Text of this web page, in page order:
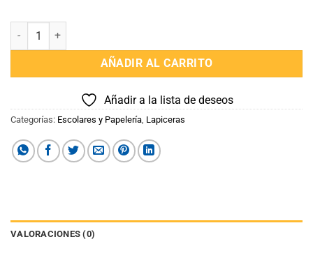
Lapicera Borrable Zootopia cantidad
AÑADIR AL CARRITO
Añadir a la lista de deseos
Categorías: Escolares y Papelería, Lapiceras
VALORACIONES (0)